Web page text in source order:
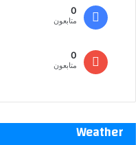
0
متابعون
0
متابعون
Weather